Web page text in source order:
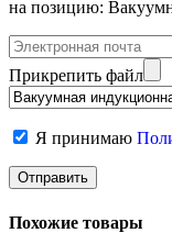
на позицию:
Прикрепить файл
Я принимаю
Похожие товары